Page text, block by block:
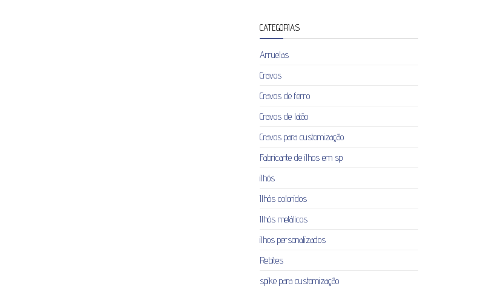
CATEGORIAS
Arruelas
Cravos
Cravos de ferro
Cravos de latão
Cravos para customização
Fabricante de ilhos em sp
ilhós
Ilhós coloridos
Ilhós metálicos
ilhos personalizados
Rebites
spike para customização